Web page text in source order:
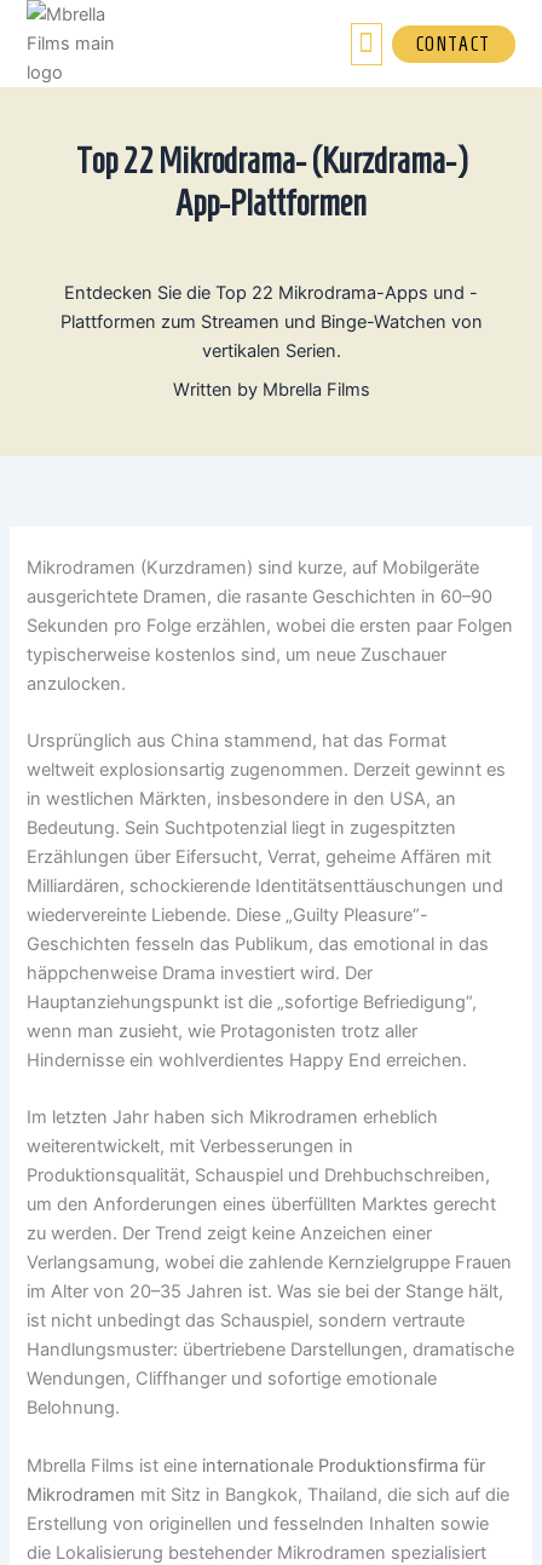
Zum
Inhalt
springen
CONTACT
Top 22 Mikrodrama- (Kurzdrama-)
App-Plattformen
Entdecken Sie die Top 22 Mikrodrama-Apps und -
Plattformen zum Streamen und Binge-Watchen von
vertikalen Serien.
Written by Mbrella Films
Mikrodramen (Kurzdramen) sind kurze, auf Mobilgeräte
ausgerichtete Dramen, die rasante Geschichten in 60–90
Sekunden pro Folge erzählen, wobei die ersten paar Folgen
typischerweise kostenlos sind, um neue Zuschauer
anzulocken.
Ursprünglich aus China stammend, hat das Format
weltweit explosionsartig zugenommen. Derzeit gewinnt es
in westlichen Märkten, insbesondere in den USA, an
Bedeutung. Sein Suchtpotenzial liegt in zugespitzten
Erzählungen über Eifersucht, Verrat, geheime Affären mit
Milliardären, schockierende Identitätsenttäuschungen und
wiedervereinte Liebende. Diese „Guilty Pleasure“-
Geschichten fesseln das Publikum, das emotional in das
häppchenweise Drama investiert wird. Der
Hauptanziehungspunkt ist die „sofortige Befriedigung“,
wenn man zusieht, wie Protagonisten trotz aller
Hindernisse ein wohlverdientes Happy End erreichen.
Im letzten Jahr haben sich Mikrodramen erheblich
weiterentwickelt, mit Verbesserungen in
Produktionsqualität, Schauspiel und Drehbuchschreiben,
um den Anforderungen eines überfüllten Marktes gerecht
zu werden. Der Trend zeigt keine Anzeichen einer
Verlangsamung, wobei die zahlende Kernzielgruppe Frauen
im Alter von 20–35 Jahren ist. Was sie bei der Stange hält,
ist nicht unbedingt das Schauspiel, sondern vertraute
Handlungsmuster: übertriebene Darstellungen, dramatische
Wendungen, Cliffhanger und sofortige emotionale
Belohnung.
Mbrella Films ist eine internationale Produktionsfirma für
Mikrodramen mit Sitz in Bangkok, Thailand, die sich auf die
Erstellung von originellen und fesselnden Inhalten sowie
die Lokalisierung bestehender Mikrodramen spezialisiert